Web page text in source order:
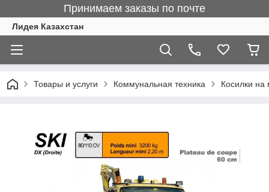
Принимаем заказы по почте
Лидея Казахстан
Товары и услуги Коммунальная техника Косилки на